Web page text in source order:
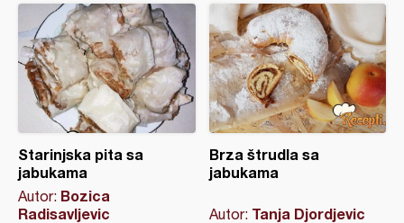
Starinjska pita sa
jabukama
Autor: Bozica
Radisavljevic
Brza štrudla sa
jabukama
Autor: Tanja Djordjevic